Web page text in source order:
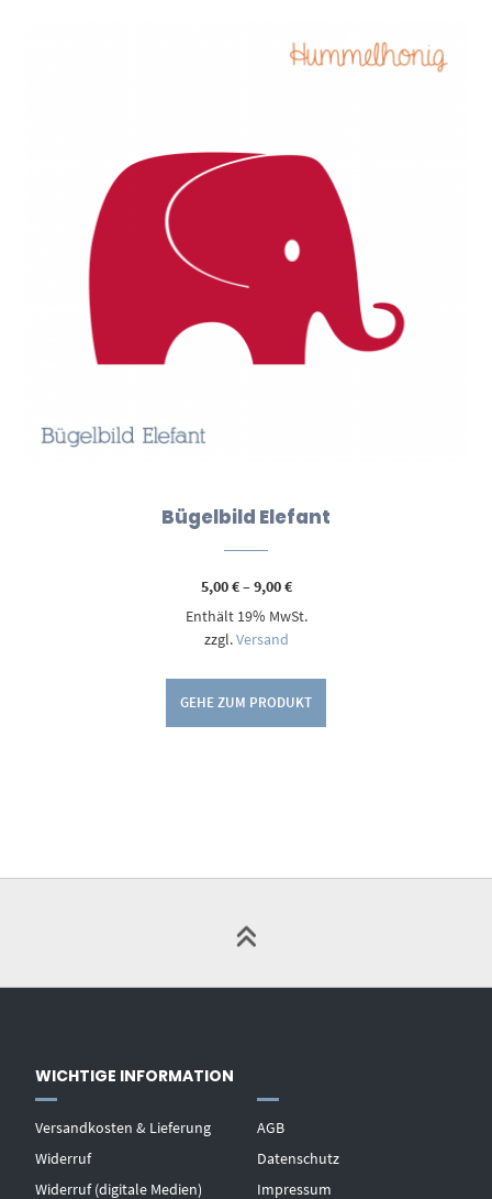
Bügelbild Elefant
5,00€–9,00€Preisspanne:
bis
Enthält 19% MwSt.
zzgl.Versand
GEHE ZUM PRODUKT
WICHTIGE INFORMATION
Versandkosten & Lieferung
Widerruf
Widerruf (digitale Medien)
AGB
Datenschutz
Impressum